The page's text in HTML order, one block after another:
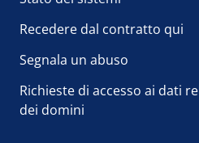
Recedere dal contratto qui
Segnala un abuso
Richieste di accesso ai dati
dei domini